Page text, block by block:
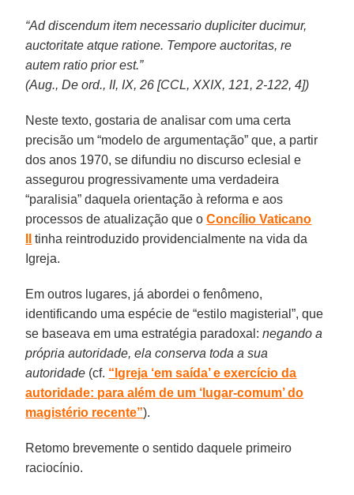
“Ad discendum item necessario dupliciter ducimur,
auctoritate atque ratione. Tempore auctoritas, re
autem ratio prior est.”
(Aug., De ord., II, IX, 26 [CCL, XXIX, 121, 2-122, 4])
Neste texto, gostaria de analisar com uma certa
precisão um “modelo de argumentação” que, a partir
dos anos 1970, se difundiu no discurso eclesial e
assegurou progressivamente uma verdadeira
“paralisia” daquela orientação à reforma e aos
processos de atualização que oConcílio Vaticano
tinha reintroduzido providencialmente na vida da
Igreja.
Em outros lugares, já abordei o fenômeno,
identificando uma espécie de “estilo magisterial”, que
se baseava em uma estratégia paradoxal:negando a
própria autoridade, ela conserva toda a sua
autoridade (cf. “Igreja ‘em saída’ e exercício da
autoridade: para além de um ‘lugar-comum’ do
magistério recente”).
Retomo brevemente o sentido daquele primeiro
raciocínio.